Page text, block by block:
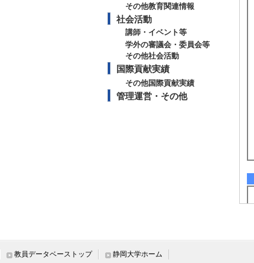
その他教育関連情報
社会活動
講師・イベント等
学外の審議会・委員会等
その他社会活動
国際貢献実績
その他国際貢献実績
管理運営・その他
教員データベーストップ 静岡大学ホーム